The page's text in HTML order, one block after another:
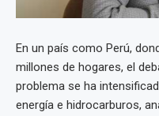
En un país como Perú,
millones de hogares, el
problema se ha
energía e hidrocarburos,